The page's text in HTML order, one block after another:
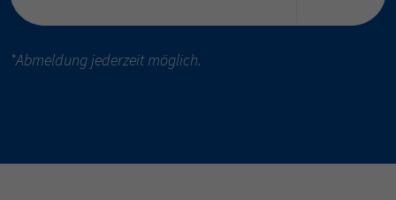
*Abmeldung jederzeit möglich.